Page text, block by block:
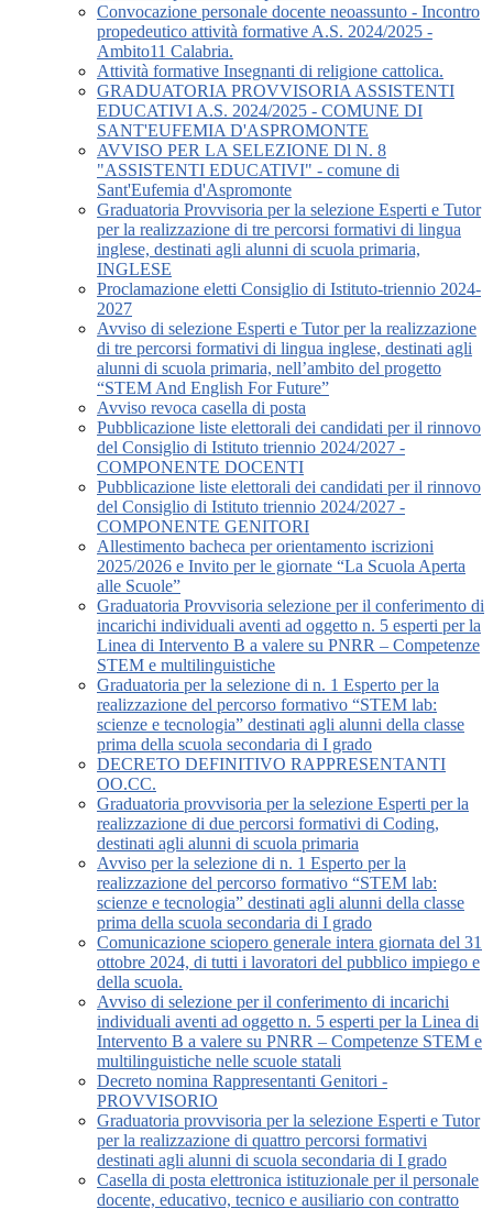
Convocazione personale docente neoassunto - Incontro
propedeutico attività formative A.S. 2024/2025 -
Ambito11 Calabria.
Attività formative Insegnanti di religione cattolica.
GRADUATORIA PROVVISORIA ASSISTENTI
EDUCATIVI A.S. 2024/2025 - COMUNE DI
SANT'EUFEMIA D'ASPROMONTE
AVVISO PER LA SELEZIONE Dl N. 8
"ASSISTENTI EDUCATIVI" - comune di
Sant'Eufemia d'Aspromonte
Graduatoria Provvisoria per la selezione Esperti e Tutor
per la realizzazione di tre percorsi formativi di lingua
inglese, destinati agli alunni di scuola primaria,
INGLESE
Proclamazione eletti Consiglio di Istituto-triennio 2024-
2027
Avviso di selezione Esperti e Tutor per la realizzazione
di tre percorsi formativi di lingua inglese, destinati agli
alunni di scuola primaria, nell’ambito del progetto
“STEM And English For Future”
Avviso revoca casella di posta
Pubblicazione liste elettorali dei candidati per il rinnovo
del Consiglio di Istituto triennio 2024/2027 -
COMPONENTE DOCENTI
Pubblicazione liste elettorali dei candidati per il rinnovo
del Consiglio di Istituto triennio 2024/2027 -
COMPONENTE GENITORI
Allestimento bacheca per orientamento iscrizioni
2025/2026 e Invito per le giornate “La Scuola Aperta
alle Scuole”
Graduatoria Provvisoria selezione per il conferimento di
incarichi individuali aventi ad oggetto n. 5 esperti per la
Linea di Intervento B a valere su PNRR – Competenze
STEM e multilinguistiche
Graduatoria per la selezione di n. 1 Esperto per la
realizzazione del percorso formativo “STEM lab:
scienze e tecnologia” destinati agli alunni della classe
prima della scuola secondaria di I grado
DECRETO DEFINITIVO RAPPRESENTANTI
OO.CC.
Graduatoria provvisoria per la selezione Esperti per la
realizzazione di due percorsi formativi di Coding,
destinati agli alunni di scuola primaria
Avviso per la selezione di n. 1 Esperto per la
realizzazione del percorso formativo “STEM lab:
scienze e tecnologia” destinati agli alunni della classe
prima della scuola secondaria di I grado
Comunicazione sciopero generale intera giornata del 31
ottobre 2024, di tutti i lavoratori del pubblico impiego e
della scuola.
Avviso di selezione per il conferimento di incarichi
individuali aventi ad oggetto n. 5 esperti per la Linea di
Intervento B a valere su PNRR – Competenze STEM e
multilinguistiche nelle scuole statali
Decreto nomina Rappresentanti Genitori -
PROVVISORIO
Graduatoria provvisoria per la selezione Esperti e Tutor
per la realizzazione di quattro percorsi formativi
destinati agli alunni di scuola secondaria di I grado
Casella di posta elettronica istituzionale per il personale
docente, educativo, tecnico e ausiliario con contratto